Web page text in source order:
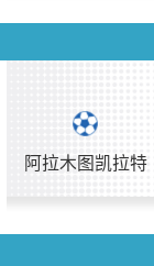
阿拉木图凯拉特